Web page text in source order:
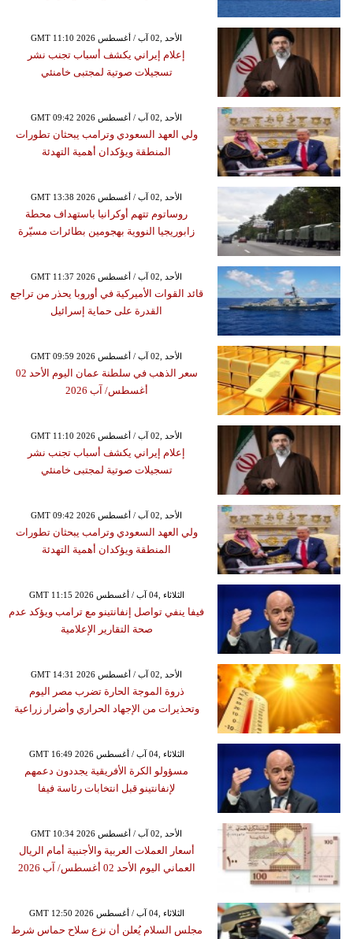
GMT 11:10 2026 الأحد ,02 آب / أغسطس
إعلام إيراني يكشف أسباب تجنب نشر
تسجيلات صوتية لمجتبى خامنئي
GMT 09:42 2026 الأحد ,02 آب / أغسطس
ولي العهد السعودي وترامب يبحثان تطورات
المنطقة ويؤكدان أهمية التهدئة
GMT 13:38 2026 الأحد ,02 آب / أغسطس
روساتوم تتهم أوكرانيا باستهداف محطة
زابوريجيا النووية بهجومين بطائرات مسيّرة
GMT 11:37 2026 الأحد ,02 آب / أغسطس
قائد القوات الأميركية في أوروبا يحذر من تراجع
القدرة على حماية إسرائيل
GMT 09:59 2026 الأحد ,02 آب / أغسطس
سعر الذهب في سلطنة عمان اليوم الأحد 02
أغسطس/ آب 2026
GMT 11:10 2026 الأحد ,02 آب / أغسطس
إعلام إيراني يكشف أسباب تجنب نشر
تسجيلات صوتية لمجتبى خامنئي
GMT 09:42 2026 الأحد ,02 آب / أغسطس
ولي العهد السعودي وترامب يبحثان تطورات
المنطقة ويؤكدان أهمية التهدئة
GMT 11:15 2026 الثلاثاء ,04 آب / أغسطس
فيفا ينفي تواصل إنفانتينو مع ترامب ويؤكد عدم
صحة التقارير الإعلامية
GMT 14:31 2026 الأحد ,02 آب / أغسطس
ذروة الموجة الحارة تضرب مصر اليوم
وتحذيرات من الإجهاد الحراري وأضرار زراعية
GMT 16:49 2026 الثلاثاء ,04 آب / أغسطس
مسؤولو الكرة الأفريقية يجددون دعمهم
لإنفانتينو قبل انتخابات رئاسة فيفا
GMT 10:34 2026 الأحد ,02 آب / أغسطس
أسعار العملات العربية والأجنبية أمام الريال
العماني اليوم الأحد 02 أغسطس/ آب 2026
GMT 12:50 2026 الثلاثاء ,04 آب / أغسطس
مجلس السلام يُعلن أن نزع سلاح حماس شرط